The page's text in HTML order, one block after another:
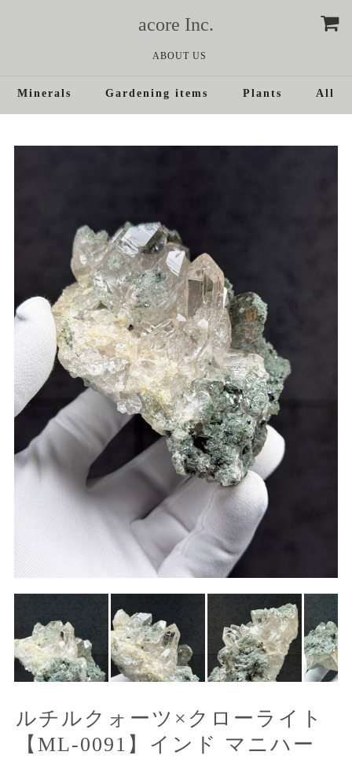
acore Inc.
ABOUT US
Minerals Gardening items Plants All
ルチルクォーツ×クローライト
【ML-0091】インド マニハー